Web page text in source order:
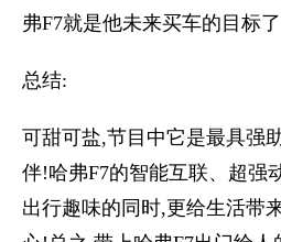
弗F7就是他未来买车的目标了
总结:
可甜可盐,节目中它是最具强
伴!哈弗F7的智能互联、超强
出行趣味的同时,更给生活带